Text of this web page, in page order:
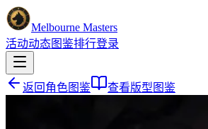
Melbourne Masters
活动动态图鉴排行登录
返回角色图鉴 查看版型图鉴